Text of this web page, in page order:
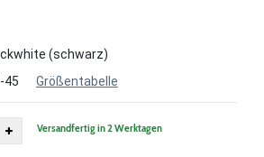
(schwarz)
45 Größentabelle
Versandfertig in 2 Werktagen